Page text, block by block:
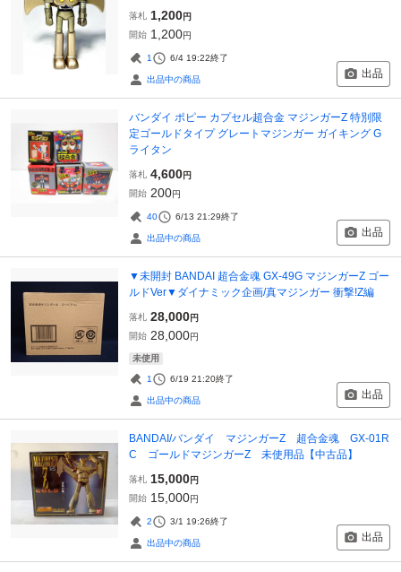
落札 1,200円
開始 1,200円
1 6/4 19:22終了
出品中の商品 出品
バンダイ ポピー カプセル超合金 マジンガーZ 特別限
定ゴールドタイプ グレートマジンガー ガイキング G
ライタン
落札 4,600円
開始 200円
40 6/13 21:29終了
出品中の商品 出品
▼未開封 BANDAI 超合金魂 GX-49G マジンガーZ ゴー
ルドVer▼ダイナミック企画/真マジンガー 衝撃!Z編
落札 28,000円
開始 28,000円
未使用
1 6/19 21:20終了
出品中の商品 出品
BANDAI/バンダイ マジンガーZ 超合金魂 GX-01R
C ゴールドマジンガーZ 未使用品【中古品】
落札 15,000円
開始 15,000円
2 3/1 19:26終了
出品中の商品 出品